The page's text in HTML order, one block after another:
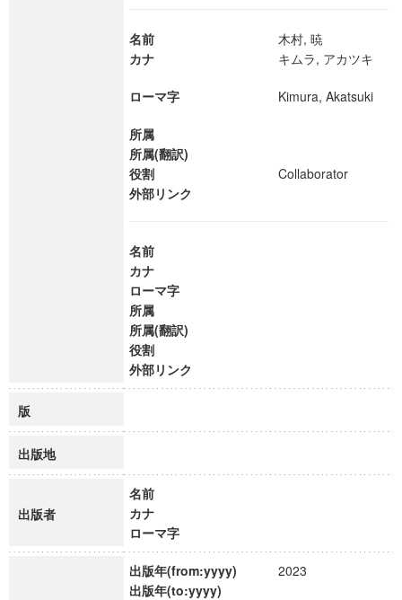
名前
木村, 暁
カナ
キムラ, アカツキ
ローマ字 Kimura, Akatsuki
所属
所属(翻訳)
役割
Collaborator
外部リンク
名前
カナ
ローマ字
所属
所属(翻訳)
役割
外部リンク
版
出版地
出版者
名前
カナ
ローマ字
出版年(from:yyyy)
2023
出版年(to:yyyy)